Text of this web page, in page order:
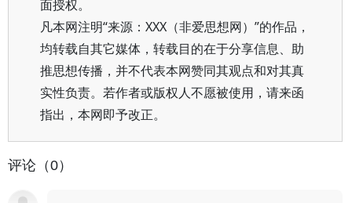
面授权。
凡本网注明“来源：XXX（非爱思想网）”的作品，
均转载自其它媒体，转载目的在于分享信息、助
推思想传播，并不代表本网赞同其观点和对其真
实性负责。若作者或版权人不愿被使用，请来函
指出，本网即予改正。
评论（0）